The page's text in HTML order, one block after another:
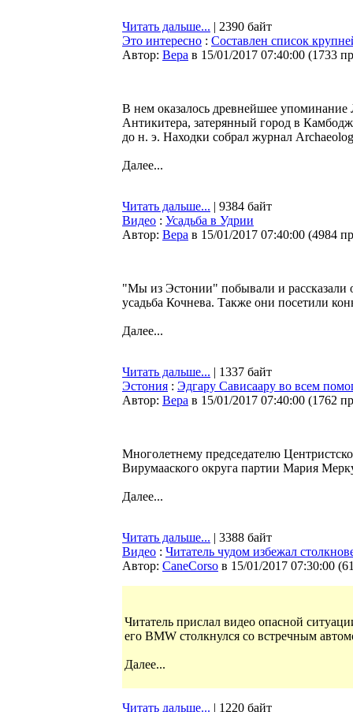
Читать дальше... | 2390 байт
Это интересно : Составлен список
Автор: Bepa в 15/01/2017 07:40:00 (1733
В нем оказалось древнейшее
Антикитера, затерянный город в
до н. э. Находки собрал журнал
Далее...
Читать дальше... | 9384 байт
Видео : Усадьба в Удрии
Автор: Bepa в 15/01/2017 07:40:00 (4984
"Мы из Эстонии" побывали и рассказали
усадьба Кочнева. Также они посетили
Далее...
Читать дальше... | 1337 байт
Эстония : Эдгару Сависаару во всем
Автор: Bepa в 15/01/2017 07:40:00 (1762
Многолетнему председателю
Вирумааского округа партии Мария
Далее...
Читать дальше... | 3388 байт
Видео : Читатель чудом избежал
Автор: CaneCorso в 15/01/2017 07:30:00 (
Читатель прислал видео опасной
его BMW столкнулся со встречным
Далее...
Читать дальше... | 1220 байт